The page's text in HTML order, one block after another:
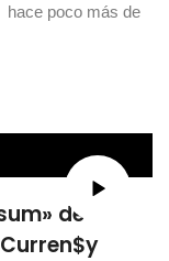
poco más de
de